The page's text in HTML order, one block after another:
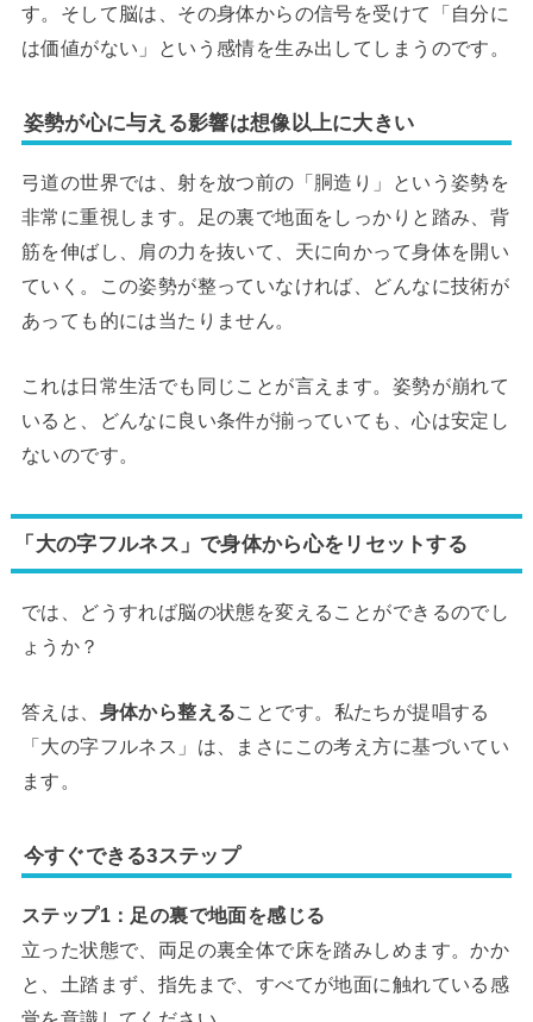
す。そして脳は、その身体からの信号を受けて「自分に
は価値がない」という感情を生み出してしまうのです。
姿勢が心に与える影響は想像以上に大きい
弓道の世界では、射を放つ前の「胴造り」という姿勢を
非常に重視します。足の裏で地面をしっかりと踏み、背
筋を伸ばし、肩の力を抜いて、天に向かって身体を開い
ていく。この姿勢が整っていなければ、どんなに技術が
あっても的には当たりません。
これは日常生活でも同じことが言えます。姿勢が崩れて
いると、どんなに良い条件が揃っていても、心は安定し
ないのです。
「大の字フルネス」で身体から心をリセットする
では、どうすれば脳の状態を変えることができるのでし
ょうか？
答えは、 身体から整えることです。私たちが提唱する
「大の字フルネス」は、まさにこの考え方に基づいてい
ます。
今すぐできる3ステップ
ステップ1：足の裏で地面を感じる
立った状態で、両足の裏全体で床を踏みしめます。かか
と、土踏まず、指先まで、すべてが地面に触れている感